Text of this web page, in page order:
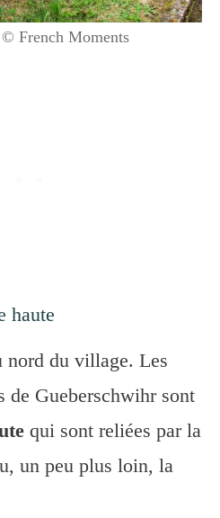
French Moments
haute
nord du village. Les
de Gueberschwihr sont
qui sont reliées par la
un peu plus loin, la